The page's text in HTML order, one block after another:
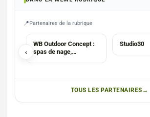
Partenaires de la rubrique
‹
CHAUFFAGISTE
WB Outdoor Concept :
spas de nage,
Studio30
TOUS LES PARTENAIRES